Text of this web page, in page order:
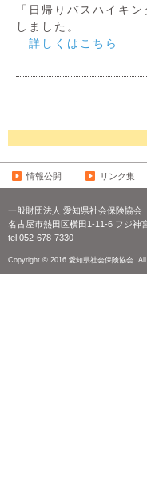
「日帰りバスハイキ
しました。
詳しくはこちら
情報公開 リンク集
一般財団法人 愛知県社会保険協会
名古屋市熱田区横田1-11-6 フジ神
tel 052-678-7330
Copyright © 2016 愛知県社会保険協会.